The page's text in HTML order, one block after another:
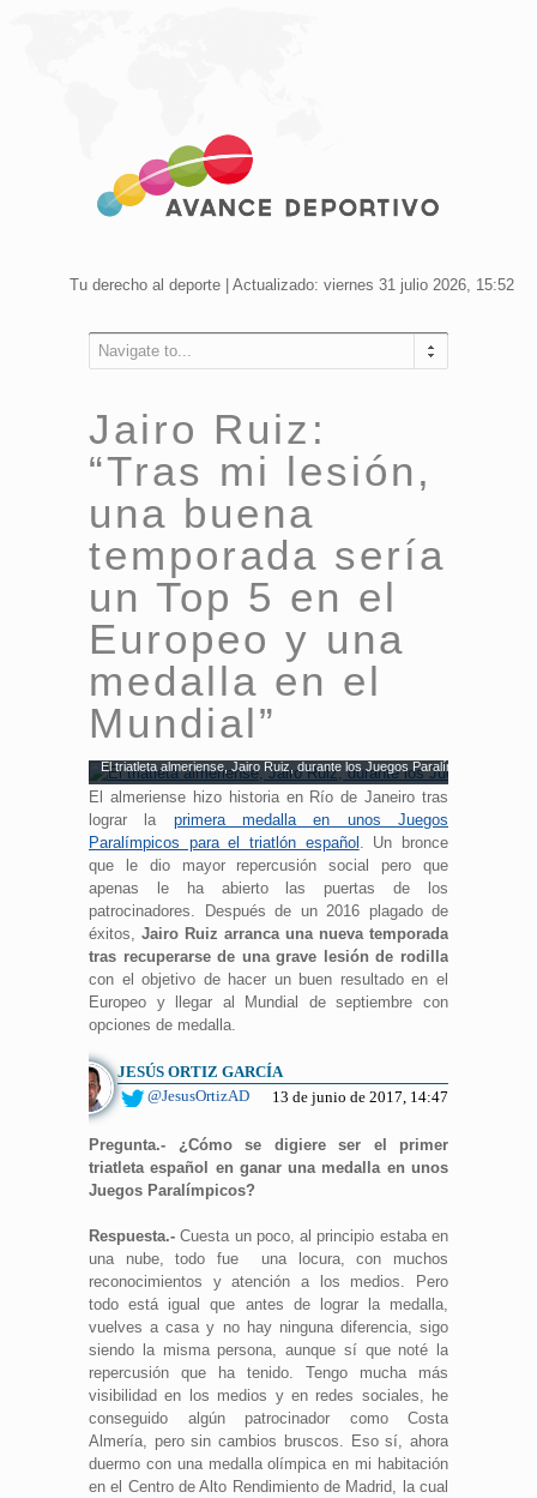
Tu derecho al deporte | Actualizado: viernes 31 julio 2026, 15:52
Navigate to...
Jairo Ruiz:
“Tras mi lesión,
una buena
temporada sería
un Top 5 en el
Europeo y una
medalla en el
Mundial”
El triatleta almeriense, Jairo Ruiz, durante los Juegos Paralímpicos de Rio
El almeriense hizo historia en Río de Janeiro tras
lograr la primera medalla en unos Juegos
Paralímpicos para el triatlón español . Un bronce
que le dio mayor repercusión social pero que
apenas le ha abierto las puertas de los
patrocinadores. Después de un 2016 plagado de
éxitos, Jairo Ruiz arranca una nueva temporada
tras recuperarse de una grave lesión de rodilla
con el objetivo de hacer un buen resultado en el
Europeo y llegar al Mundial de septiembre con
opciones de medalla.
JESÚS ORTIZ GARCÍA
@JesusOrtizAD
13 de junio de 2017, 14:47
Pregunta.- ¿Cómo se digiere ser el primer
triatleta español en ganar una medalla en unos
Juegos Paralímpicos?
Respuesta.- Cuesta un poco, al principio estaba en
una nube, todo fue una locura, con muchos
reconocimientos y atención a los medios. Pero
todo está igual que antes de lograr la medalla,
vuelves a casa y no hay ninguna diferencia, sigo
siendo la misma persona, aunque sí que noté la
repercusión que ha tenido. Tengo mucha más
visibilidad en los medios y en redes sociales, he
conseguido algún patrocinador como Costa
Almería, pero sin cambios bruscos. Eso sí, ahora
duermo con una medalla olímpica en mi habitación
en el Centro de Alto Rendimiento de Madrid, la cual